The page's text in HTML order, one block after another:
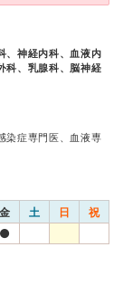
、神経内科、血液内
科、乳腺科、脳神経
染症専門医、血液専
金 土 日 祝